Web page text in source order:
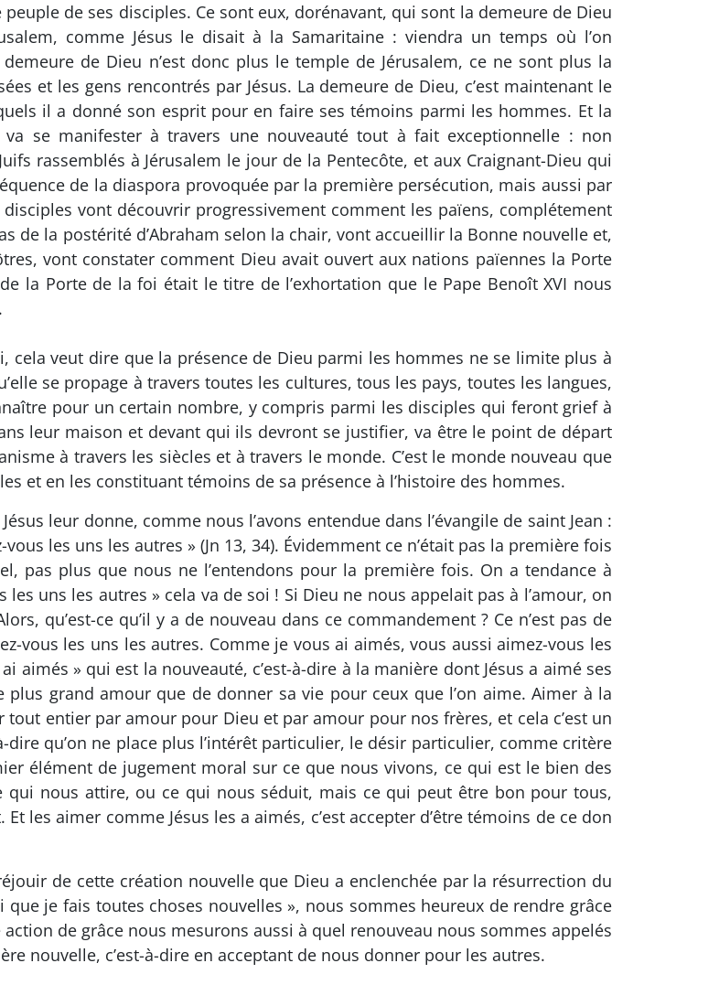
de ses disciples. Ce sont eux, dorénavant, qui sont la demeure de Dieu
comme Jésus le disait à la Samaritaine : viendra un temps où l’on
de Dieu n’est donc plus le temple de Jérusalem, ce ne sont plus la
et les gens rencontrés par Jésus. La demeure de Dieu, c’est maintenant le
il a donné son esprit pour en faire ses témoins parmi les hommes. Et la
va se manifester à travers une nouveauté tout à fait exceptionnelle : non
rassemblés à Jérusalem le jour de la Pentecôte, et aux Craignant-Dieu qui
de la diaspora provoquée par la première persécution, mais aussi par
disciples vont découvrir progressivement comment les païens, complétement
de la postérité d’Abraham selon la chair, vont accueillir la Bonne nouvelle et,
vont constater comment Dieu avait ouvert aux nations païennes la Porte
la Porte de la foi était le titre de l’exhortation que le Pape Benoît XVI nous
cela veut dire que la présence de Dieu parmi les hommes ne se limite plus à
se propage à travers toutes les cultures, tous les pays, toutes les langues,
pour un certain nombre, y compris parmi les disciples qui feront grief à
leur maison et devant qui ils devront se justifier, va être le point de départ
à travers les siècles et à travers le monde. C’est le monde nouveau que
et en les constituant témoins de sa présence à l’histoire des hommes.
leur donne, comme nous l’avons entendue dans l’évangile de saint Jean :
les uns les autres » (Jn 13, 34). Évidemment ce n’était pas la première fois
pas plus que nous ne l’entendons pour la première fois. On a tendance à
les uns les autres » cela va de soi ! Si Dieu ne nous appelait pas à l’amour, on
qu’est-ce qu’il y a de nouveau dans ce commandement ? Ce n’est pas de
vous les uns les autres. Comme je vous ai aimés, vous aussi aimez-vous les
aimés » qui est la nouveauté, c’est-à-dire à la manière dont Jésus a aimé ses
plus grand amour que de donner sa vie pour ceux que l’on aime. Aimer à la
entier par amour pour Dieu et par amour pour nos frères, et cela c’est un
dire qu’on ne place plus l’intérêt particulier, le désir particulier, comme critère
élément de jugement moral sur ce que nous vivons, ce qui est le bien des
qui nous attire, ou ce qui nous séduit, mais ce qui peut être bon pour tous,
les aimer comme Jésus les a aimés, c’est accepter d’être témoins de ce don
de cette création nouvelle que Dieu a enclenchée par la résurrection du
je fais toutes choses nouvelles », nous sommes heureux de rendre grâce
de grâce nous mesurons aussi à quel renouveau nous sommes appelés
nouvelle, c’est-à-dire en acceptant de nous donner pour les autres.